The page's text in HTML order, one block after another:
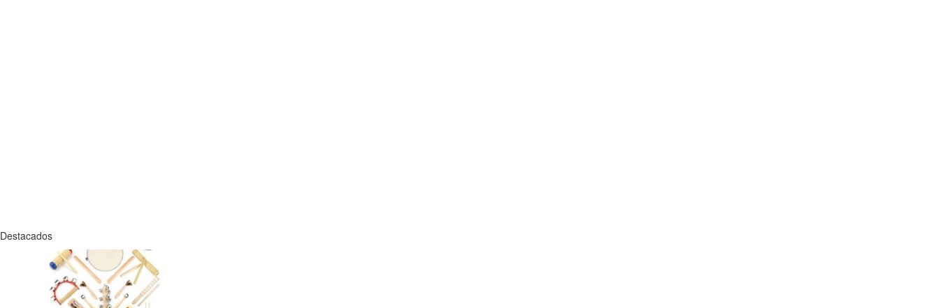
Destacados